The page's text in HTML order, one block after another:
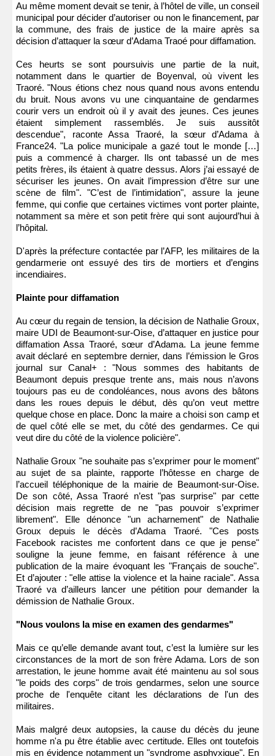
Au même moment devait se tenir, à l’hôtel de ville, un conseil
municipal pour décider d’autoriser ou non le financement, par
la commune, des frais de justice de la maire après sa
décision d’attaquer la sœur d’Adama Traoé pour diffamation.
Ces heurts se sont poursuivis une partie de la nuit,
notamment dans le quartier de Boyenval, où vivent les
Traoré. "Nous étions chez nous quand nous avons entendu
du bruit. Nous avons vu une cinquantaine de gendarmes
courir vers un endroit où il y avait des jeunes. Ces jeunes
étaient simplement rassemblés. Je suis aussitôt
descendue", raconte Assa Traoré, la sœur d’Adama à
France24. "La police municipale a gazé tout le monde […]
puis a commencé à charger. Ils ont tabassé un de mes
petits frères, ils étaient à quatre dessus. Alors j’ai essayé de
sécuriser les jeunes. On avait l’impression d’être sur une
scène de film". "C’est de l’intimidation", assure la jeune
femme, qui confie que certaines victimes vont porter plainte,
notamment sa mère et son petit frère qui sont aujourd’hui à
l’hôpital.
D'après la préfecture contactée par l’AFP, les militaires de la
gendarmerie ont essuyé des tirs de mortiers et d’engins
incendiaires.
Plainte pour diffamation
Au cœur du regain de tension, la décision de Nathalie Groux,
maire UDI de Beaumont-sur-Oise, d’attaquer en justice pour
diffamation Assa Traoré, sœur d’Adama. La jeune femme
avait déclaré en septembre dernier, dans l’émission le Gros
journal sur Canal+ : "Nous sommes des habitants de
Beaumont depuis presque trente ans, mais nous n’avons
toujours pas eu de condoléances, nous avons des bâtons
dans les roues depuis le début, dès qu’on veut mettre
quelque chose en place. Donc la maire a choisi son camp et
de quel côté elle se met, du côté des gendarmes. Ce qui
veut dire du côté de la violence policière".
Nathalie Groux "ne souhaite pas s’exprimer pour le moment"
au sujet de sa plainte, rapporte l’hôtesse en charge de
l’accueil téléphonique de la mairie de Beaumont-sur-Oise.
De son côté, Assa Traoré n’est "pas surprise" par cette
décision mais regrette de ne "pas pouvoir s’exprimer
librement". Elle dénonce "un acharnement" de Nathalie
Groux depuis le décès d’Adama Traoré. "Ces posts
Facebook racistes me confortent dans ce que je pense"
souligne la jeune femme, en faisant référence à une
publication de la maire évoquant les "Français de souche".
Et d’ajouter : "elle attise la violence et la haine raciale". Assa
Traoré va d’ailleurs lancer une pétition pour demander la
démission de Nathalie Groux.
"Nous voulons la mise en examen des gendarmes"
Mais ce qu’elle demande avant tout, c’est la lumière sur les
circonstances de la mort de son frère Adama. Lors de son
arrestation, le jeune homme avait été maintenu au sol sous
"le poids des corps" de trois gendarmes, selon une source
proche de l'enquête citant les déclarations de l'un des
militaires.
Mais malgré deux autopsies, la cause du décès du jeune
homme n'a pu être établie avec certitude. Elles ont toutefois
mis en évidence notamment un "syndrome asphyxique". En